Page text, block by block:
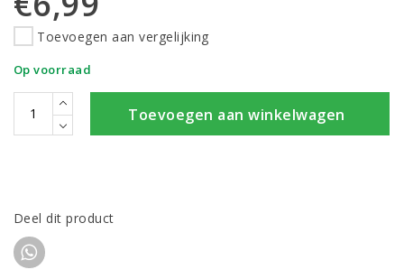
Toevoegen aan vergelijking
Op voorraad
Toevoegen aan winkelwagen
Deel dit product